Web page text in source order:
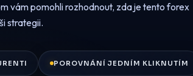
vám pomohli rozhodnout, zda je tento forex
strategii.
POROVNÁNÍ JEDNÍM KLIKNUTÍM